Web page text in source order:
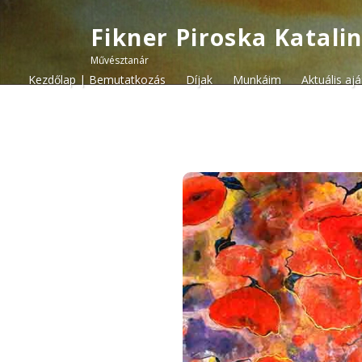
Fikner Piroska Katalin
Művésztanár
Kezdőlap | Bemutatkozás Díjak Munkáim Aktuális